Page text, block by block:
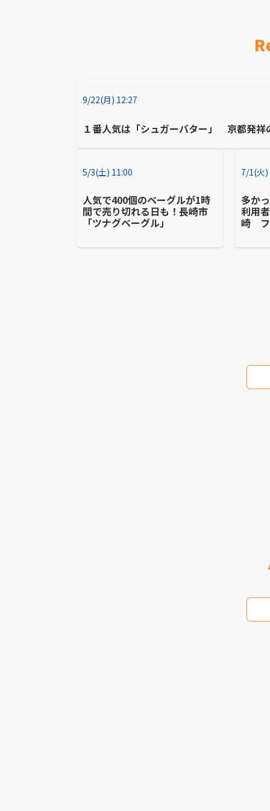
9/22(月) 12:27
１番人気は「シュガーバター」 京都発祥
5/3(土) 11:00
人気で400個のベーグルが1時
間で売り切れる日も！長崎市
「ツナグベーグル」
7/1(火
多か
利用
崎 フ